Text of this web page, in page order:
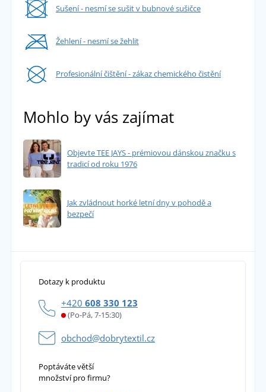
Sušení - nesmí se sušit v bubnové sušičce
Žehlení - nesmí se žehlit
Profesionální čištění - zákaz chemického čistění
Mohlo by vás zajímat
Objevte TEE JAYS - prémiovou dánskou značku s
tradicí od roku 1976
Jak zvládnout horké letní dny v pohodě a
bezpečí
Dotazy k produktu
+420 608 330 123
(Po-Pá, 7-15:30)
obchod@dobrytextil.cz
Poptáváte větší
množství pro firmu?